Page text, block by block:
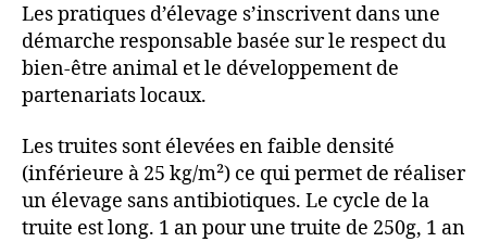
Les pratiques d’élevage s’inscrivent dans une
démarche responsable basée sur le respect du
bien-être animal et le développement de
partenariats locaux.
Les truites sont élevées en faible densité
(inférieure à 25 kg/m²) ce qui permet de réaliser
un élevage sans antibiotiques. Le cycle de la
truite est long. 1 an pour une truite de 250g, 1 an